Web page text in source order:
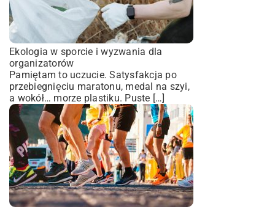
Ekologia w sporcie i wyzwania dla
organizatorów
Pamiętam to uczucie. Satysfakcja po
przebiegnięciu maratonu, medal na szyi,
a wokół… morze plastiku. Puste […]